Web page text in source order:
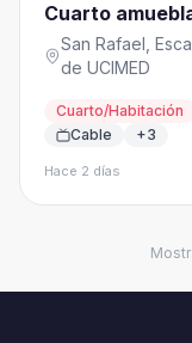
San Rafael,
de UCIMED
Cuarto/Habitación
Cable
+3
Hace 2 días